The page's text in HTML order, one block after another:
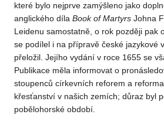
které bylo nejprve zamýšleno jako
anglického díla Book of Martyrs Johna
Leidenu samostatně, o rok později pak
se podílel i na přípravě české jazykové
přeložil. Jejího vydání v roce 1655 se
Publikace měla informovat o
stoupenců církevních reforem a
křesťanství v našich zemích; důraz byl
pobělohorské období.